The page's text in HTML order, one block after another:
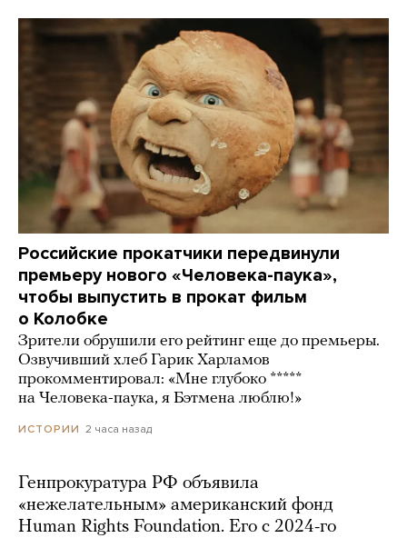
Российские прокатчики передвинули
премьеру нового «Человека-паука»,
чтобы выпустить в прокат фильм
о Колобке
Зрители обрушили его рейтинг еще до премьеры.
Озвучивший хлеб Гарик Харламов
прокомментировал: «Мне глубоко *****
на Человека-паука, я Бэтмена люблю!»
ИСТОРИИ 2 часа назад
Генпрокуратура РФ объявила
«нежелательным» американский фонд
Human Rights Foundation. Его с 2024-го